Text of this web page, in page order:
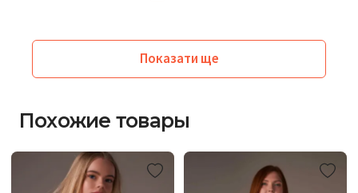
Показати ще
Похожие товары